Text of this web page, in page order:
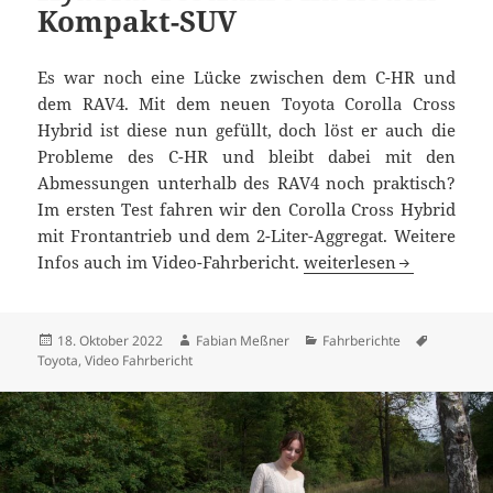
Kompakt-SUV
Es war noch eine Lücke zwischen dem C-HR und
dem RAV4. Mit dem neuen Toyota Corolla Cross
Hybrid ist diese nun gefüllt, doch löst er auch die
Probleme des C-HR und bleibt dabei mit den
Abmessungen unterhalb des RAV4 noch praktisch?
Im ersten Test fahren wir den Corolla Cross Hybrid
mit Frontantrieb und dem 2-Liter-Aggregat. Weitere
Infos auch im Video-Fahrbericht.Toyota Corolla Cross
weiterlesen
Veröffentlicht
am
18. Oktober 2022 Autor
Fabian Meßner Kategorien
Fahrberichte
Toyota,Video Fahrbericht